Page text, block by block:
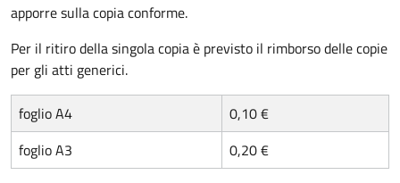
apporre sulla copia conforme.
Per il ritiro della singola copia è previsto il rimborso delle copie
per gli atti generici.
foglio A4
0,10 €
foglio A3
0,20 €